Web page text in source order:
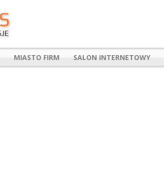
MIASTO FIRM SALON INTERNETOWY